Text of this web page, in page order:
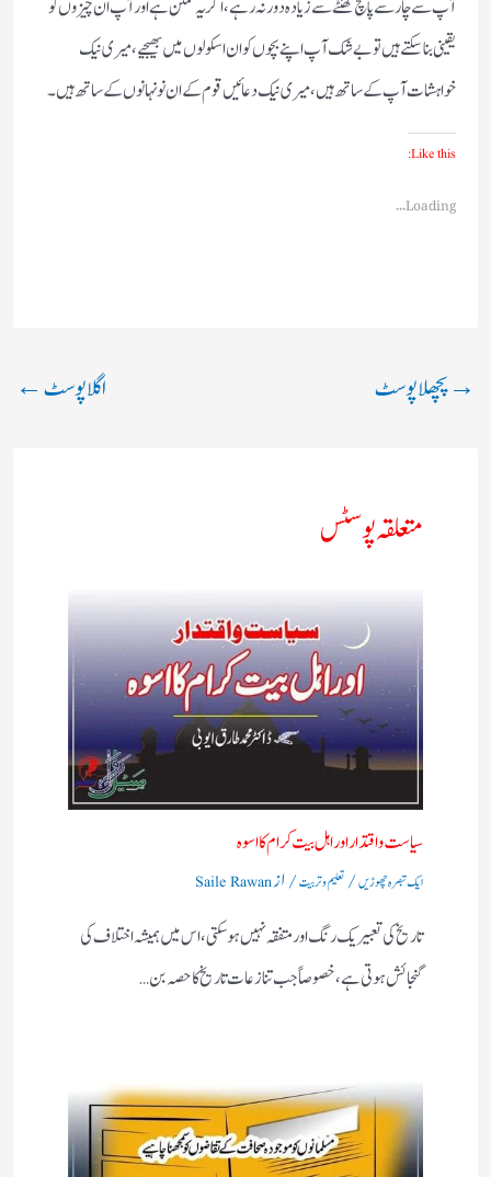
آپ سے چار سے پانچ گھنٹے سے زیادہ دور نہ رہے، اگر یہ ممکن ہے اور آپ ان چیزوں کو
یقینی بناسکتے ہیں تو بے شک آپ اپنے بچوں کو ان اسکولوں میں بھیجیے، میری نیک
خواہشات آپ کے ساتھ ہیں، میری نیک دعائیں قوم کے ان نونہانوں کے ساتھ ہیں۔
Like this:
Loading...
→پچھلا پوسٹ اگلا پوسٹ←
متعلقہ پوسٹس
سیاست واقتدار اور اہل بیت کرام کا اسوہ
ایک تبصرہ چھوڑیں/ تعلیم و تربیت/ ازSaile Rawan
تاریخ کی تعبیر یک رنگ اور متفقہ نہیں ہو سکتی، اس میں ہمیشہ اختلاف کی
گنجائش ہوتی ہے، خصوصاً‌ جب تنازعات تاریخ کا حصہ بن…